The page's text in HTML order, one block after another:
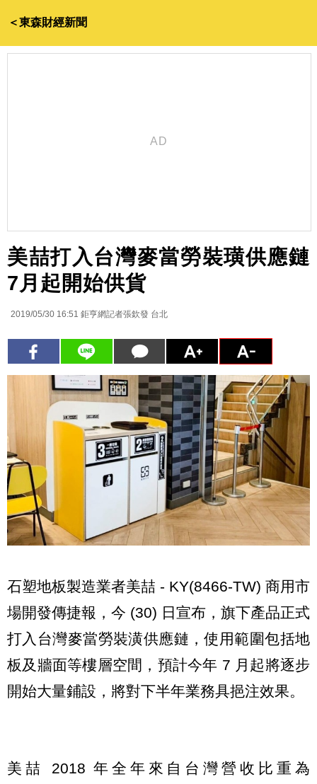
＜東森財經新聞
美喆打入台灣麥當勞裝璜供應鏈
7月起開始供貨
2019/05/30 16:51 鉅亨網記者張欽發 台北
石塑地板製造業者美喆 - KY(8466-TW) 商用市
場開發傳捷報，今 (30) 日宣布，旗下產品正式
打入台灣麥當勞裝潢供應鏈，使用範圍包括地
板及牆面等樓層空間，預計今年 7 月起將逐步
開始大量鋪設，將對下半年業務具挹注效果。
美喆 2018 年全年來自台灣營收比重為